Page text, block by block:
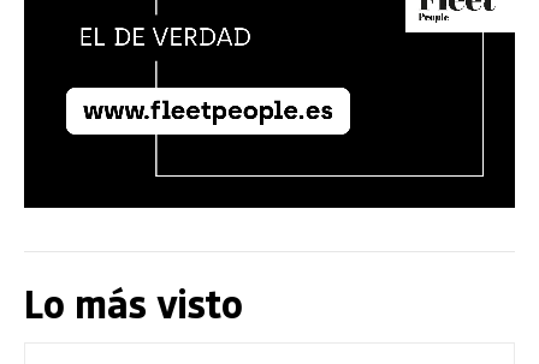
Lo más visto